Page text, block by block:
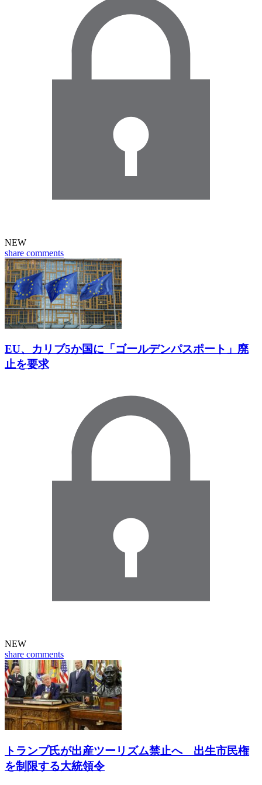
NEW
share comments
EU、カリブ5か国に「ゴールデンパスポート」廃
止を要求
NEW
share comments
トランプ氏が出産ツーリズム禁止へ 出生市民権
を制限する大統領令